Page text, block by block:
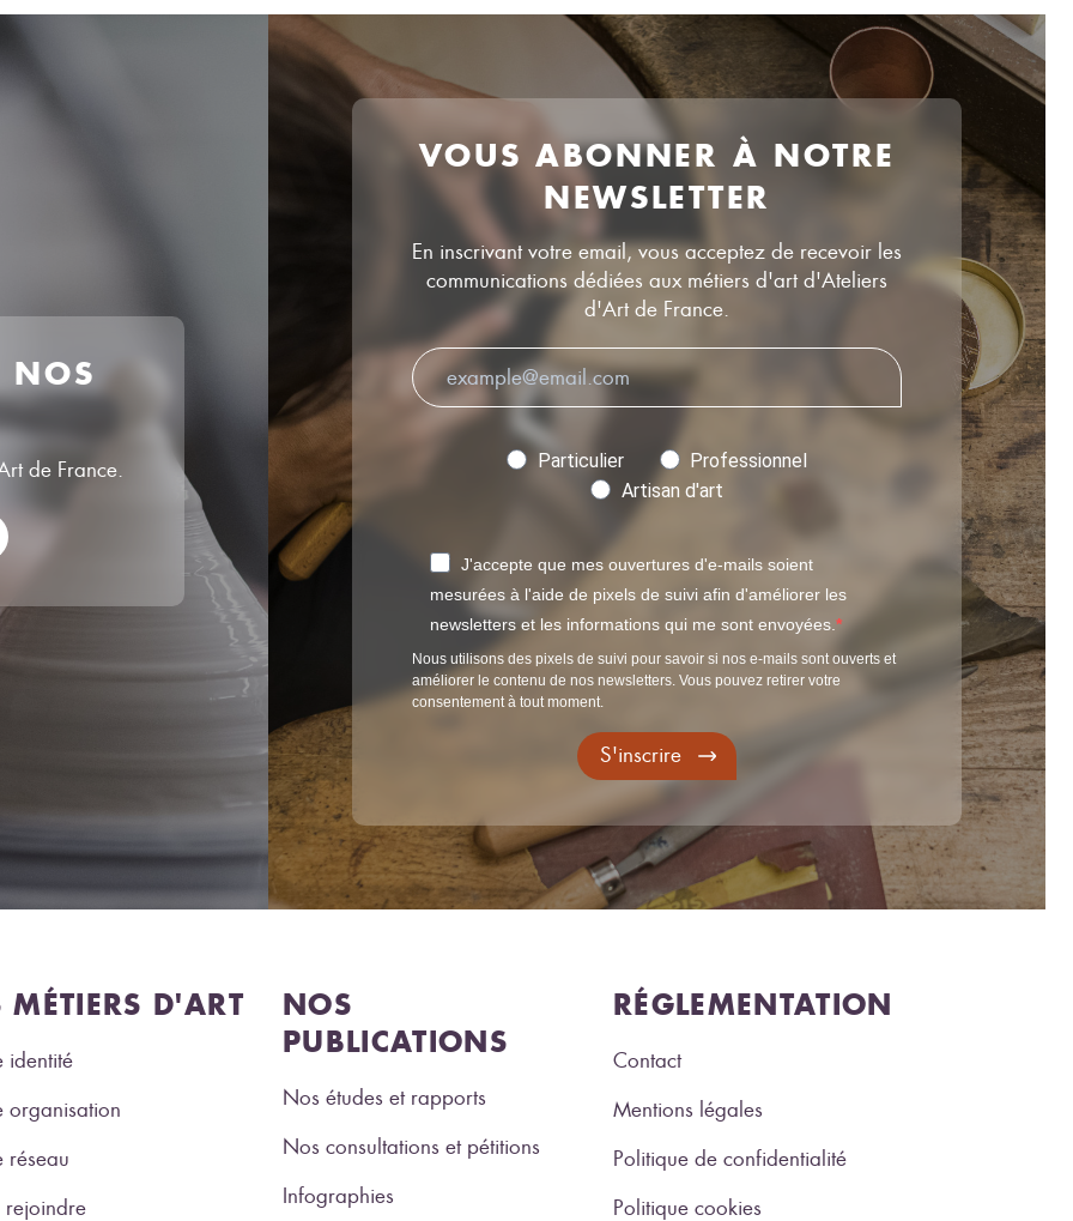
NOS
de France.
VOUS ABONNER À NOTRE
NEWSLETTER
En inscrivant votre email, vous acceptez de recevoir les
communications dédiées aux métiers d'art d'Ateliers
d'Art de France.
Particulier
Professionnel
Artisan d'art
J'accepte que mes ouvertures d'e-mails soient
mesurées à l'aide de pixels de suivi afin d'améliorer les
newsletters et les informations qui me sont envoyées.
Nous utilisons des pixels de suivi pour savoir si nos e-mails sont ouverts et
améliorer le contenu de nos newsletters. Vous pouvez retirer votre
consentement à tout moment.
S'inscrire
MÉTIERS D'ART
identité
organisation
réseau
rejoindre
NOS
PUBLICATIONS
Nos études et rapports
Nos consultations et pétitions
Infographies
RÉGLEMENTATION
Contact
Mentions légales
Politique de confidentialité
Politique cookies